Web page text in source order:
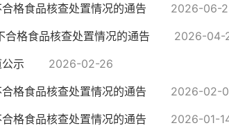
格食品核查处置情况的通告
2026-06-
格食品核查处置情况的通告
2026-04-
示
2026-02-26
格食品核查处置情况的通告
2026-02-
格食品核查处置情况的通告
2026-01-